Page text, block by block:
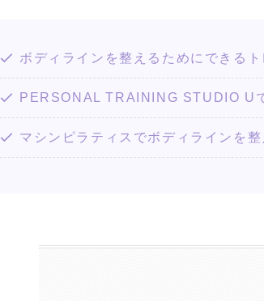
ボディラインを整えるためにできる
PERSONAL TRAINING STUDIO U
マシンピラティスでボディラインを